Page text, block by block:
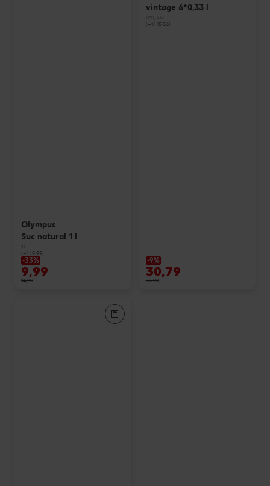
Olympus
Suc natural 1 l
(=1 l 9.99)
-33%
9,99
14,99
vintage 6*0,33 l
6*0,33 l
(=1 l 15.56)
-9%
30,79
33,90